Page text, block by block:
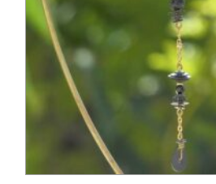
35,00€